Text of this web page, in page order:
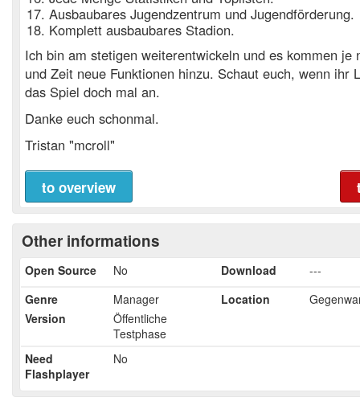
Ausbaubares Jugendzentrum und Jugendförderung.
Komplett ausbaubares Stadion.
Ich bin am stetigen weiterentwickeln und es kommen je
und Zeit neue Funktionen hinzu. Schaut euch, wenn ihr
das Spiel doch mal an.
Danke euch schonmal.
Tristan "mcroll"
to overview
Other informations
Open Source No Download
---
Genre
Manager Location
Version
Öffentliche
Testphase
Need
Flashplayer
No